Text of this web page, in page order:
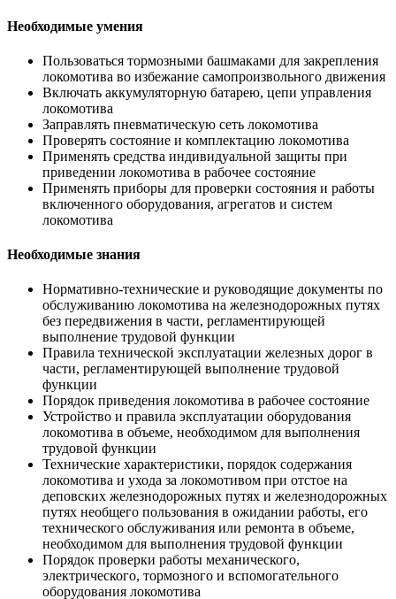
Необходимые умения
Пользоваться тормозными башмаками для закрепления
локомотива во избежание самопроизвольного движения
Включать аккумуляторную батарею, цепи управления
локомотива
Заправлять пневматическую сеть локомотива
Проверять состояние и комплектацию локомотива
Применять средства индивидуальной защиты при
приведении локомотива в рабочее состояние
Применять приборы для проверки состояния и работы
включенного оборудования, агрегатов и систем
локомотива
Необходимые знания
Нормативно-технические и руководящие документы по
обслуживанию локомотива на железнодорожных путях
без передвижения в части, регламентирующей
выполнение трудовой функции
Правила технической эксплуатации железных дорог в
части, регламентирующей выполнение трудовой
функции
Порядок приведения локомотива в рабочее состояние
Устройство и правила эксплуатации оборудования
локомотива в объеме, необходимом для выполнения
трудовой функции
Технические характеристики, порядок содержания
локомотива и ухода за локомотивом при отстое на
деповских железнодорожных путях и железнодорожных
путях необщего пользования в ожидании работы, его
технического обслуживания или ремонта в объеме,
необходимом для выполнения трудовой функции
Порядок проверки работы механического,
электрического, тормозного и вспомогательного
оборудования локомотива